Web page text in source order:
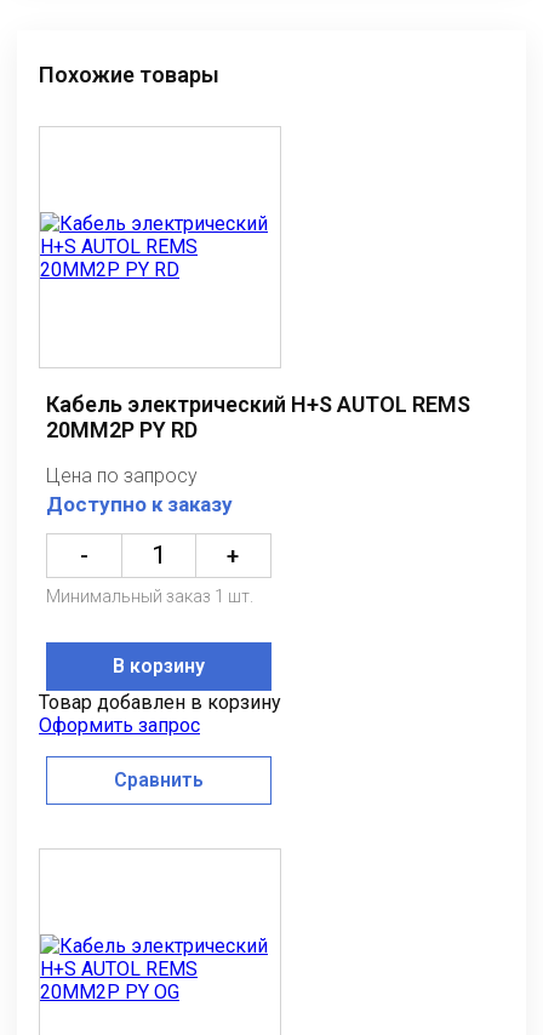
Похожие товары
Кабель электрический H+S AUTOL REMS
20MM2P PY RD
Цена по запросу
Доступно к заказу
- +
Минимальный заказ 1 шт.
В корзину
Товар добавлен в корзину
Оформить запрос
Сравнить